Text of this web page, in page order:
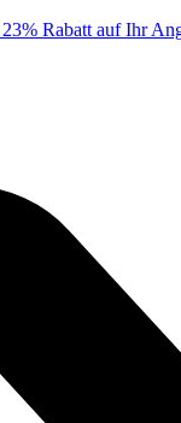
23% Rabatt auf Ihr